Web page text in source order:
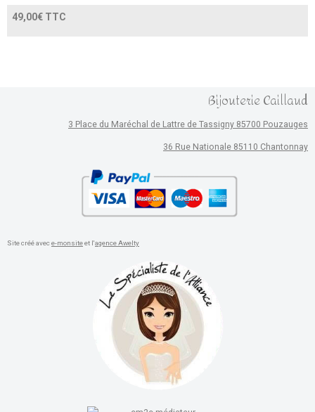
49,00€ TTC
Bijouterie Caillaud
3 Place du Maréchal de Lattre de Tassigny 85700 Pouzauges
36 Rue Nationale 85110 Chantonnay
Site créé avece-monsiteet l'agence Awelty